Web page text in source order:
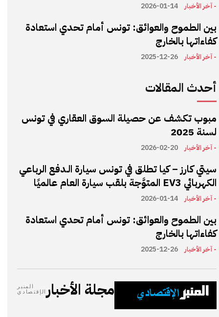
- آخر الأخبار 2026-01-14
بين الطموح والعوائق: تونس أمام تحدي استعادة
كفاءاتها بالخارج
- آخر الأخبار 2025-12-26
أحدث المقالات
مبوب تكشف عن حصيلة السوق العقاري في تونس
لسنة 2025
- آخر الأخبار 2026-02-20
سيتي كارز – كيا تطلق في تونس سيارة الـدفع الرباعي
الكهربائي EV3 المتوَّجة بلقب سيارة العام عالميًا
- آخر الأخبار 2026-01-14
بين الطموح والعوائق: تونس أمام تحدي استعادة
كفاءاتها بالخارج
- آخر الأخبار 2025-12-26
مجلة الأخبار
المنبر
الإقتصادي